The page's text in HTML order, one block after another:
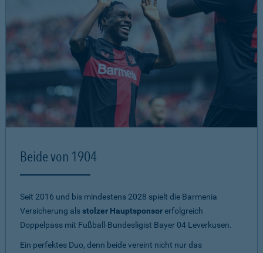
Beide von 1904
Seit 2016 und bis mindestens 2028 spielt die Barmenia
Versicherung alsstolzer Hauptsponsorerfolgreich
Doppelpass mit Fußball-Bundesligist Bayer 04 Leverkusen.
Ein perfektes Duo, denn beide vereint nicht nur das